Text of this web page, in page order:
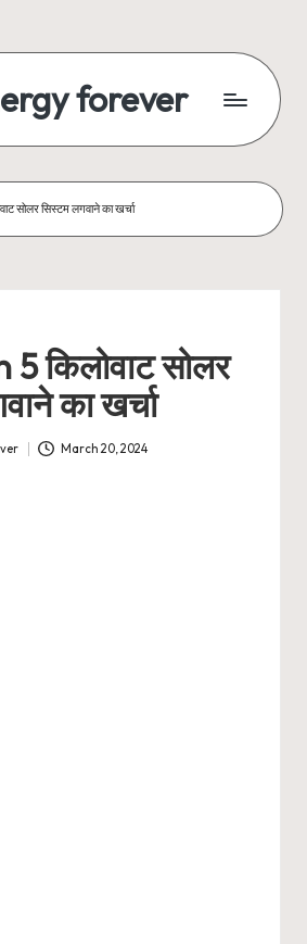
forever
सोलर सिस्टम लगवाने का खर्चा
किलोवाट सोलर
का खर्चा
March 20, 2024